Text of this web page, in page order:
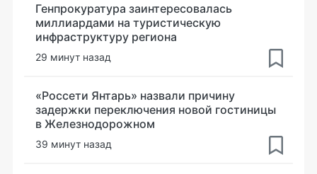
Генпрокуратура заинтересовалась
миллиардами на туристическую
инфраструктуру региона
29 минут назад
«Россети Янтарь» назвали причину
задержки переключения новой гостиницы
в Железнодорожном
39 минут назад